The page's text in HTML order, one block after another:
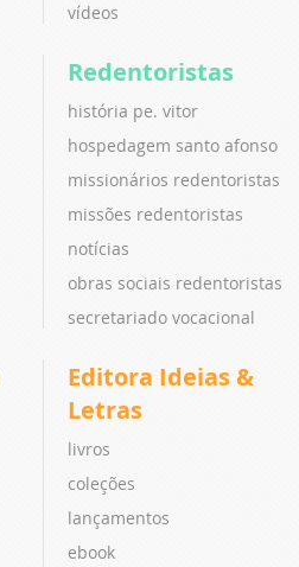
vídeos
Redentoristas
história pe. vitor
hospedagem santo afonso
missionários redentoristas
missões redentoristas
notícias
obras sociais redentoristas
secretariado vocacional
Editora Ideias &
Letras
livros
coleções
lançamentos
ebook